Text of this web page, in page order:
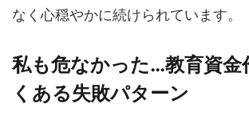
なく心穏やかに続けられています。
私も危なかった…教育資金
くある失敗パターン